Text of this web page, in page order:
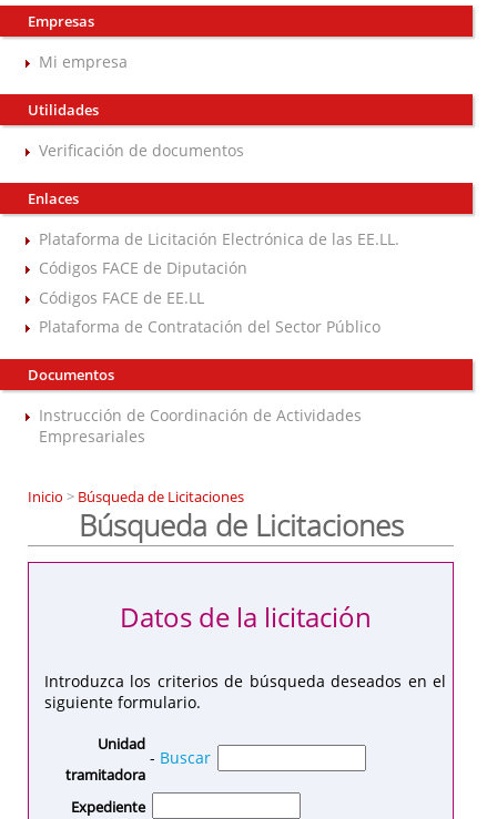
Empresas
Mi empresa
Utilidades
Verificación de documentos
Enlaces
Plataforma de Licitación Electrónica de las EE.LL.
Códigos FACE de Diputación
Códigos FACE de EE.LL
Plataforma de Contratación del Sector Público
Documentos
Instrucción de Coordinación de Actividades
Empresariales
Inicio > Búsqueda de Licitaciones
Búsqueda de Licitaciones
Introduzca los criterios de búsqueda deseados en el
siguiente formulario.
Datos de la licitación
Unidad
tramitadora
- Buscar
Expediente